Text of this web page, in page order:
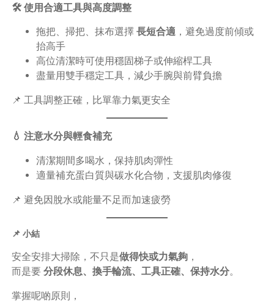
🛠 使用合適工具與高度調整
拖把、掃把、抹布選擇 長短合適，避免過度前傾或
抬高手
高位清潔時可使用穩固梯子或伸縮桿工具
盡量用雙手穩定工具，減少手腕與前臂負擔
📌 工具調整正確，比單靠力氣更安全
💧 注意水分與輕食補充
清潔期間多喝水，保持肌肉彈性
適量補充蛋白質與碳水化合物，支援肌肉修復
📌 避免因脫水或能量不足而加速疲勞
📌 小結
安全安排大掃除，不只是做得快或力氣夠，
而是要 分段休息、換手輪流、工具正確、保持水分。
掌握呢啲原則，